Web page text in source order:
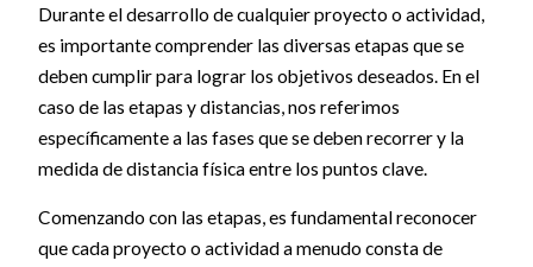
Durante el desarrollo de cualquier proyecto o actividad,
es importante comprender las diversas etapas que se
deben cumplir para lograr los objetivos deseados. En el
caso de las etapas y distancias, nos referimos
específicamente a las fases que se deben recorrer y la
medida de distancia física entre los puntos clave.
Comenzando con las etapas, es fundamental reconocer
que cada proyecto o actividad a menudo consta de